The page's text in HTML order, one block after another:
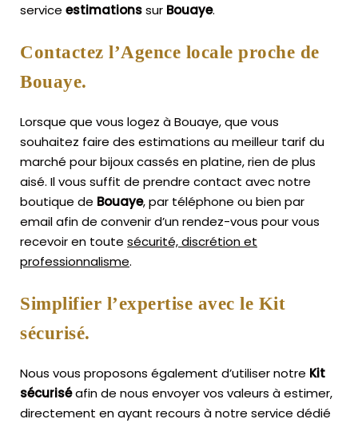
service estimationssur Bouaye.
Contactez l’Agence locale proche de
Bouaye.
Lorsque que vous logez à Bouaye, que vous
souhaitez faire des estimations au meilleur tarif du
marché pour bijoux cassés en platine, rien de plus
aisé. Il vous suffit de prendre contact avec notre
boutique de Bouaye, par téléphone ou bien par
email afin de convenir d’un rendez-vous pour vous
recevoir en toute sécurité, discrétion et
professionnalisme.
Simplifier l’expertise avec le Kit
sécurisé.
Nous vous proposons également d’utiliser notre Kit
sécuriséafin de nous envoyer vos valeurs à estimer,
directement en ayant recours à notre service dédié